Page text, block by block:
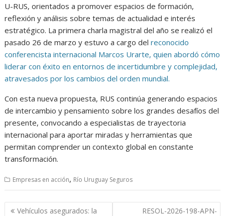
U-RUS, orientados a promover espacios de formación,
reflexión y análisis sobre temas de actualidad e interés
estratégico. La primera charla magistral del año se realizó el
pasado 26 de marzo y estuvo a cargo delreconocido
conferencista internacional Marcos Urarte, quien abordó cómo
liderar con éxito en entornos de incertidumbre y complejidad,
atravesados por los cambios del orden mundial.
Con esta nueva propuesta, RUS continúa generando espacios
de intercambio y pensamiento sobre los grandes desafíos del
presente, convocando a especialistas de trayectoria
internacional para aportar miradas y herramientas que
permitan comprender un contexto global en constante
transformación.
Empresas en acción, Río Uruguay Seguros
Navegación
Vehículos asegurados: la
RESOL-2026-198-APN-